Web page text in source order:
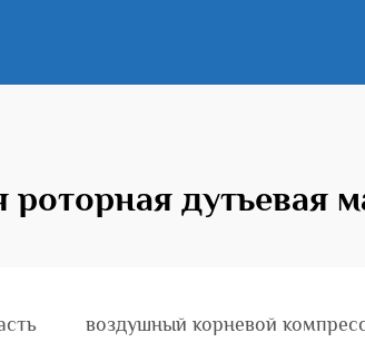
роторная дутьевая
воздушный корневой